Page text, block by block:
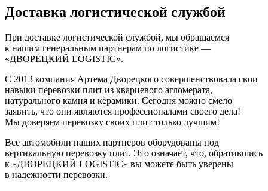
Доставка логистической службой
При доставке логистической службой, мы обращаемся
к нашим генеральным партнерам по логистике —
«ДВОРЕЦКИЙ LOGISTIC».
С 2013 компания Артема Дворецкого совершенствовала свои
навыки перевозки плит из кварцевого агломерата,
натурального камня и керамики. Сегодня можно смело
заявить, что они являются профессионалами своего дела!
Мы доверяем перевозку своих плит только лучшим!
Все автомобили наших партнеров оборудованы под
вертикальную перевозку плит. Это означает, что, обратившись
к «ДВОРЕЦКИЙ LOGISTIC» вы можете быть уверены
в надежности перевозки.